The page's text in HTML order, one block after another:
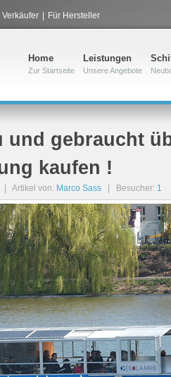
Verkäufer Für Hersteller
Home
Zur Startseite
Leistungen
Unsere Angebote
und gebraucht
kaufen !
| Artikel von: Marco Sass | Besucher: 1